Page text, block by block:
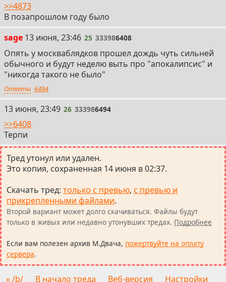
>>4873
В позапрошлом году было
sage 25
13 июня, 23:46 25 333986408
Опять у москваблядков прошел дождь чуть сильней
обычного и будут неделю выть про "апокалипсис" и
"никогда такого не было"
Ответы 6494
26
13 июня, 23:49 26 333986494
>>6408
Терпи
Тред утонул или удален.
Это копия, сохраненная 14 июня в 02:37.
Скачать тред: только с превью, с превью и
прикрепленными файлами.
Второй вариант может долго скачиваться. Файлы будут
только в живых или недавно утонувших тредах. Подробнее
Если вам полезен архив М.Двача, пожертвуйте на оплату
сервера.
« /b/ В начало треда Веб-версия Настройки